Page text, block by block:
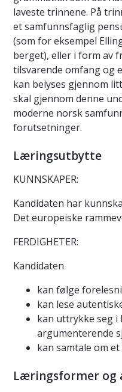
laveste trinnene. På
et samfunnsfaglig
(som for eksempel
berget), eller i form av
tilsvarende omfang og
kan belyses gjennom
skal gjennom denne
moderne norsk
forutsetninger.
Læringsutbytte
KUNNSKAPER:
Kandidaten har
Det europeiske
FERDIGHETER:
Kandidaten
kan følge
kan lese
kan uttrykke seg i
argumenterende
kan samtale om
Læringsformer